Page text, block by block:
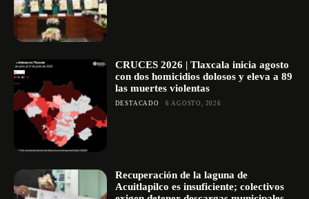
CRUCES 2026 | Tlaxcala inicia agosto
con dos homicidios dolosos y eleva a 89
las muertes violentas
DESTACADO 6 AGOSTO, 2026
Recuperación de la laguna de
Acuitlapilco es insuficiente; colectivos